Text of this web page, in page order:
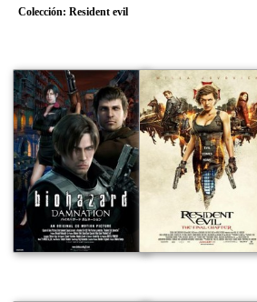
Colección: Resident evil